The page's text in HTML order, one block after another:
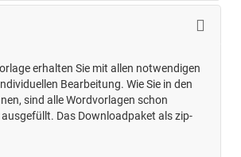
erhalten Sie mit allen notwendigen
Bearbeitung. Wie Sie in den
sind alle Wordvorlagen schon
Das Downloadpaket als zip-